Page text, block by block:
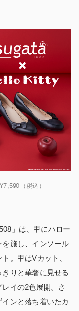
（税込）
」は、甲にハロー
施し、インソール
。甲はVカット、
りと華奢に見せる
イの2色展開。さ
ンと落ち着いたカ